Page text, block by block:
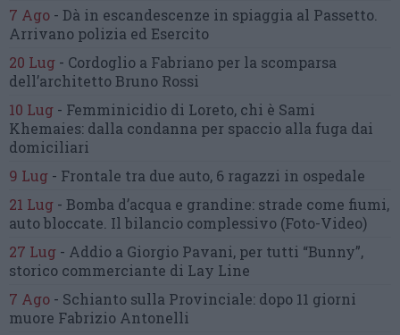
7 Ago - Dà in escandescenze in spiaggia al Passetto.
Arrivano polizia ed Esercito
20 Lug - Cordoglio a Fabriano per la scomparsa
dell’architetto Bruno Rossi
10 Lug - Femminicidio di Loreto, chi è Sami
Khemaies: dalla condanna per spaccio alla fuga dai
domiciliari
9 Lug - Frontale tra due auto, 6 ragazzi in ospedale
21 Lug - Bomba d’acqua e grandine: strade come fiumi,
auto bloccate. Il bilancio complessivo (Foto-Video)
27 Lug - Addio a Giorgio Pavani, per tutti “Bunny”,
storico commerciante di Lay Line
7 Ago - Schianto sulla Provinciale: dopo 11 giorni
muore Fabrizio Antonelli